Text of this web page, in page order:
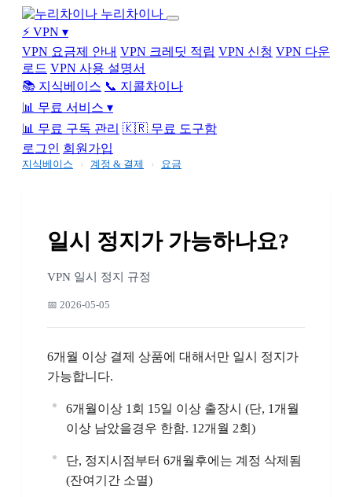
누리차이나
⚡ VPN ▾
VPN 요금제 안내 VPN 크레딧 적립 VPN 신청 VPN 다운
로드 VPN 사용 설명서
📚 지식베이스 📞 지콜차이나
📊 무료 서비스 ▾
📊 무료 구독 관리 🇰🇷 무료 도구함
로그인 회원가입
지식베이스 › 계정 & 결제 › 요금
일시 정지가 가능하나요?
VPN 일시 정지 규정
📅 2026-05-05
6개월 이상 결제 상품에 대해서만 일시 정지가
가능합니다.
6개월이상 1회 15일 이상 출장시 (단, 1개월
이상 남았을경우 한함. 12개월 2회)
단, 정지시점부터 6개월후에는 계정 삭제됨
(잔여기간 소멸)